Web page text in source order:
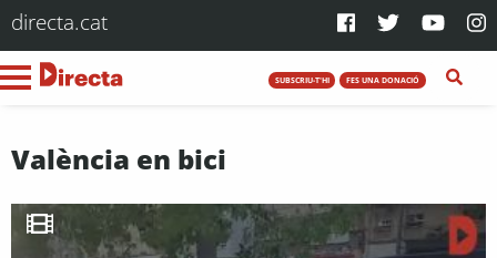
directa.cat
SUBSCRIU-T'HI FES UNA DONACIÓ
València en bici